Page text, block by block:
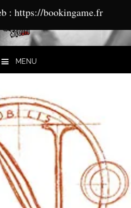
MENU
: https://bookingame.fr